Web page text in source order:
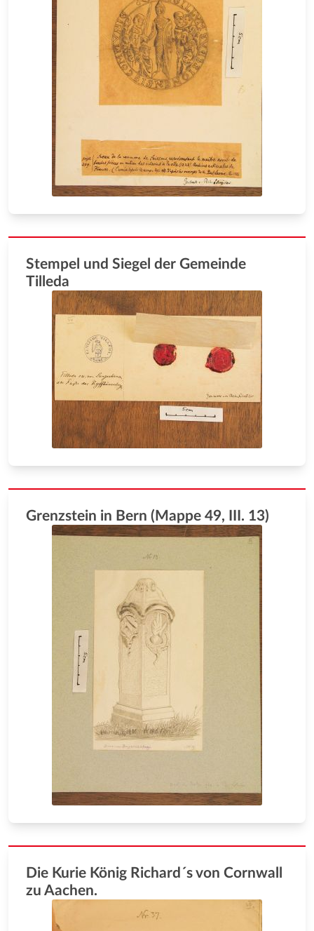
Stempel und Siegel der Gemeinde
Tilleda
Grenzstein in Bern (Mappe 49, III. 13)
Die Kurie König Richard´s von Cornwall
zu Aachen.